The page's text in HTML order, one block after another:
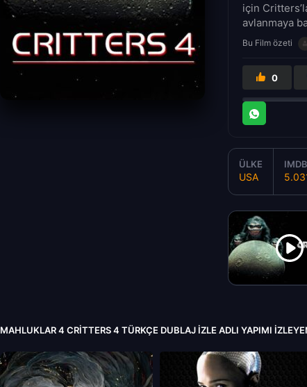
için
avlanmaya
Bu Film özeti
0
ÜLKE
USA
MAHLUKLAR 4 CRITTERS 4 TÜRKÇE DUBLAJ IZLE ADLI YAPIMI